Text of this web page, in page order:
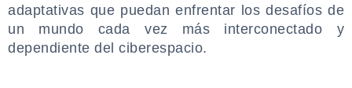
adaptativas que puedan enfrentar los desafíos de
un mundo cada vez más interconectado y
dependiente del ciberespacio.